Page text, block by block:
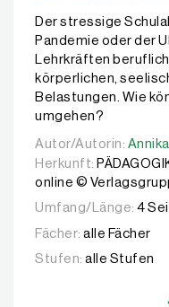
Der stressige
Pandemie oder der
Lehrkräften
körperlichen,
Belastungen. Wie
umgehen?
Autor/Autorin:
Autor/Autorin:
Herkunft:
online ©
Umfang/Länge: 4
Fächer: alle Fächer
Stufen: alle Stufen